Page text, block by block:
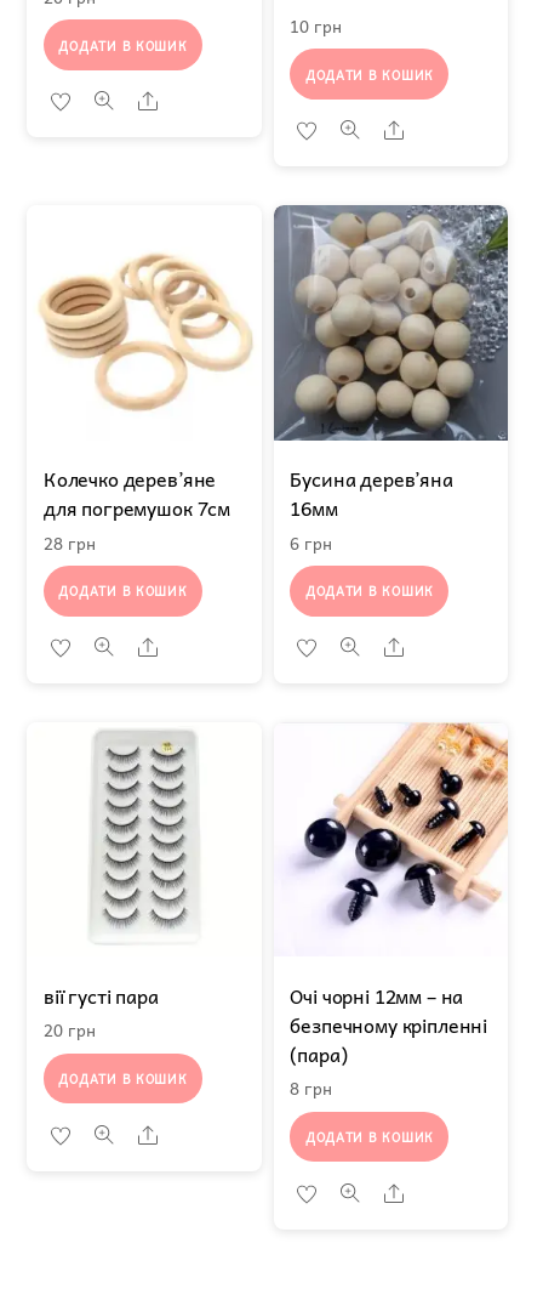
ДОДАТИ В КОШИК
Share
10 грн
ДОДАТИ В КОШИК
Share
Колечко дерев’яне
для погремушок 7см
28 грн
ДОДАТИ В КОШИК
Share
Бусина дерев’яна
16мм
6 грн
ДОДАТИ В КОШИК
Share
вії густі пара
20 грн
ДОДАТИ В КОШИК
Share
Очі чорні 12мм – на
безпечному кріпленні
(пара)
8 грн
ДОДАТИ В КОШИК
Share